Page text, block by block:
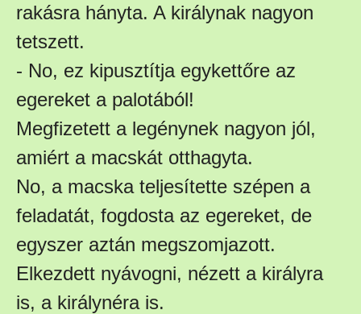
rakásra hányta. A királynak nagyon
tetszett.
- No, ez kipusztítja egykettőre az
egereket a palotából!
Megfizetett a legénynek nagyon jól,
amiért a macskát otthagyta.
No, a macska teljesítette szépen a
feladatát, fogdosta az egereket, de
egyszer aztán megszomjazott.
Elkezdett nyávogni, nézett a királyra
is, a királynéra is.